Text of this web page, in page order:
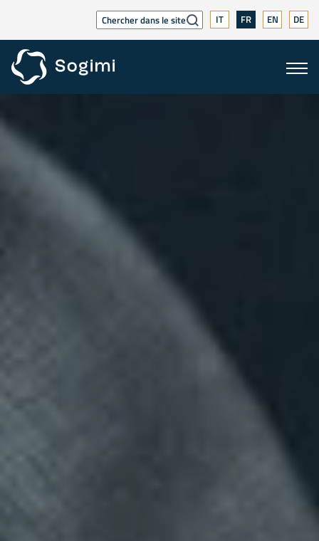
IT FR EN DE